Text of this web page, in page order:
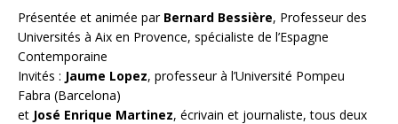
Présentée et animée par Bernard Bessière, Professeur des
Universités à Aix en Provence, spécialiste de l’Espagne
Contemporaine
Invités : Jaume Lopez, professeur à l’Université Pompeu
Fabra (Barcelona)
et José Enrique Martinez, écrivain et journaliste, tous deux